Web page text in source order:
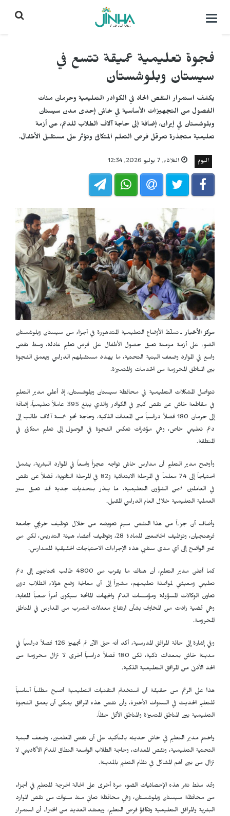
التحكم
فجوة تعليمية عميقة تتسع في
سيستان وبلوشستان
يكشف استمرار النقص الحاد في الكوادر التعليمية وحرمان مئات
الفصول من التجهيزات الأساسية في خاش إحدى مدن سيستان
وبلوشستان في إيران، إضافة إلى حاجة آلاف الطلاب للدعم، عن أزمة
تعليمية متجذرة تعرقل فرص التعلم المتكافئ وتؤثر على مستقبل الأطفال.
اليوم الثلاثاء, 7 يوليو 2026, 12:34
مركز الأخبار ـ تسلّط الأوضاع التعليمية المتدهورة في أجزاء من سيستان وبلوشستان
الضوء على أزمة مزمنة تعيق حصول الأطفال على فرص تعليم عادلة، وسط نقص
واسع في الموارد وضعف البنية التحتية، ما يهدد مستقبلهم الدراسي ويعمق الفجوة
بين المناطق المحرومة من الخدمات والمتميزة.
تتواصل المشكلات التعليمية في محافظة سيستان وبلوشستان، إذ أعلن مدير التعليم
في مقاطعة خاش عن نقص كبير في الكوادر والذي يبلغ 395 عاملاً تعليمياً، إضافة
إلى حرمان 180 فصلاً دراسياً من المعدات الذكية، وحاجة نحو خمسة آلاف طالب إلى
دعم تعليمي خاص، وهي مؤشرات تعكس الفجوة في الوصول إلى تعليم متكافئ في
المنطقة.
وأوضح مدير التعليم أن مدارس خاش تواجه عجزاً واسعاً في الموارد البشرية، يشمل
احتياجاً إلى 74 معلماً في المرحلة الابتدائية و82 في المرحلة الثانوية، فضلاً عن نقص
في العاملين ضمن الشؤون التعليمية، ما ينذر بتحديات جدية قد تعيق سير
العملية التعليمية خلال العام الدراسي المقبل.
وأضاف أن جزءاً من هذا النقص سيتم تعويضه من خلال توظيف خريجي جامعة
فرهنجيان، وتوظيف الخاضعين للمادة 28، وتوظيف أعضاء هيئة التدريس، لكن من
غير الواضح إلى أي مدى ستلبي هذه الإجراءات الاحتياجات الحقيقية للمدارس.
كما أعلن مدير التعليم، أن هناك ما يقرب من 4800 طالب يحتاجون إلى دعم
تعليمي ومعيشي لمواصلة تعليمهم، مشيراً إلى أن معالجة وضع هؤلاء الطلاب دون
تعاون الوكالات المسؤولة ومؤسسات الدعم والجهات المانحة سيكون أمراً صعباً للغاية،
وهي قضية زادت من المخاوف بشأن ارتفاع معدلات التسرب من المدارس في المناطق
المحرومة.
وفي إشارة إلى حالة المرافق المدرسية، أكد أنه حتى الآن تم تجهيز 126 فصلاً دراسياً في
مدينة خاش بمعدات ذكية، لكن 180 فصلاً دراسياً أخرى لا تزال محرومة من
الحد الأدنى من المرافق التعليمية الذكية.
هذا على الرغم من حقيقة أن استخدام التقنيات التعليمية أصبح مطلباً أساسياً
للتعليم الحديث في السنوات الأخيرة، وأن نقص هذه المرافق يمكن أن يعمق الفجوة
التعليمية بين المناطق المتميزة والمناطق الأقل حظاً.
واختتم مدير التعليم في خاش حديثه بالتأكيد على أن نقص المعلمين، وضعف البنية
التحتية التعليمية، ونقص المعدات، وحاجة الطلاب الواسعة النطاق للدعم الأكاديمي لا
تزال من بين أهم المشاكل في نظام التعليم بالمدينة.
وقد سلط نشر هذه الإحصائيات الضوء مرة أخرى على الحالة الحرجة للتعليم في أجزاء
من محافظة سيستان وبلوشستان، وهي محافظة تعاني منذ سنوات من نقص الموارد
البشرية والمرافق التعليمية وتكافؤ فرص التعليم، ويعتقد العديد من الخبراء أن استمرار